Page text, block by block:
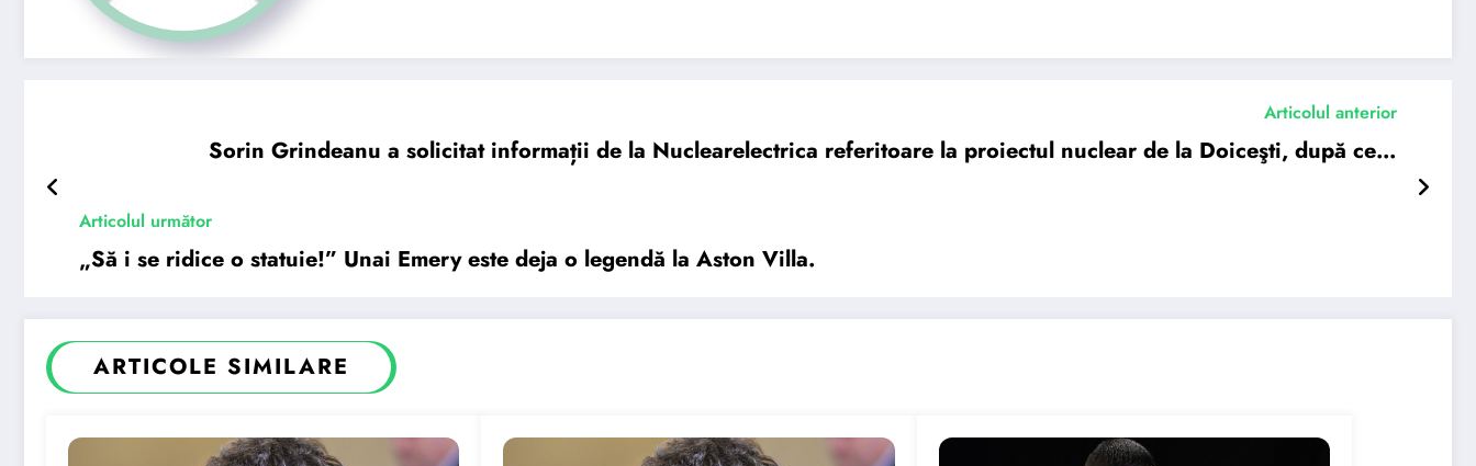
Articolul anterior
Sorin Grindeanu a solicitat informații de la Nuclearelectrica referitoare la proiectul nuclear de la Doiceşti, după ce…
Articolul următor
„Să i se ridice o statuie!” Unai Emery este deja o legendă la Aston Villa.
ARTICOLE SIMILARE